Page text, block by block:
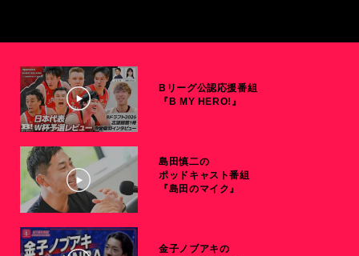
Bリーグ公認応援番組
『B MY HERO!』
島田慎二の
ポッドキャスト番組
『島田のマイク』
金子ノブアキの